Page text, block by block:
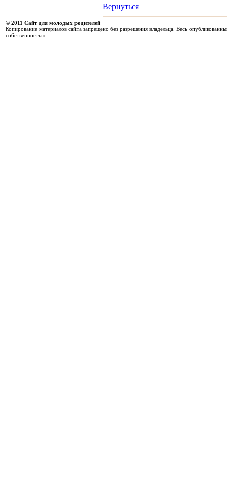
Вернуться
© 2011 Сайт для молодых родителей
Копирование материалов сайта запрещено без разрешения владельца. Весь
собственностью.